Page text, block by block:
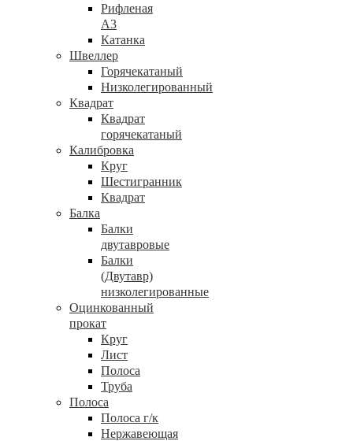
Рифленая
А3
Катанка
Швеллер
Горячекатаный
Низколегированный
Квадрат
Квадрат
горячекатаный
Калибровка
Круг
Шестигранник
Квадрат
Балка
Балки
двутавровые
Балки
(Двутавр)
низколегированные
Оцинкованный
прокат
Круг
Лист
Полоса
Труба
Полоса
Полоса г/к
Нержавеющая